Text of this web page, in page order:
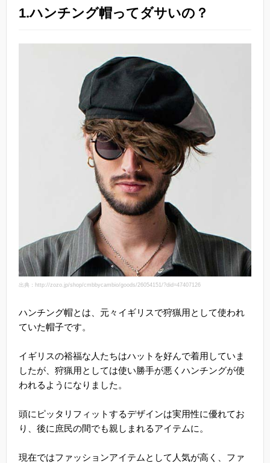
1.ハンチング帽ってダサいの？
出典：http://zozo.jp/shop/cmbbycambio/goods/26054151/?did=47407126
ハンチング帽とは、元々イギリスで狩猟用として使われ
ていた帽子です。
イギリスの裕福な人たちはハットを好んで着用していま
したが、狩猟用としては使い勝手が悪くハンチングが使
われるようになりました。
頭にピッタリフィットするデザインは実用性に優れてお
り、後に庶民の間でも親しまれるアイテムに。
現在ではファッションアイテムとして人気が高く、ファ